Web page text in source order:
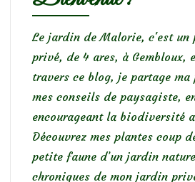
Le jardin de Malorie, c'est
privé, de 4 ares, à Gembloux,
travers ce blog, je partage ma
mes conseils de paysagiste,
encourageant la biodiversité
Découvrez mes plantes coup
petite faune d’un jardin
chroniques de mon jardin